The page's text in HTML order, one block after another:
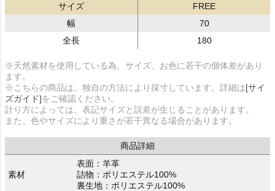
サイズ
FREE
幅
70
全長
180
※天然素材を使用している為、サイズ、お色に若干の個体差があり
ます。
※こちらの商品は、独自の方法により採寸しています。詳細は[サイ
ズガイド]をご確認ください。
計り方によっては、表記サイズと誤差が生じることがあります。
また、色やサイズにより重さが若干異なる場合があります。
商品詳細
素材
表面：羊革
詰物：ポリエステル100%
裏生地：ポリエステル100%